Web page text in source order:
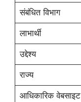
संबंधित विभाग
लाभार्थी
उद्देश्य
राज्य
आधिकारिक वेबसाइट